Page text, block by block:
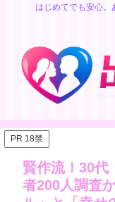
はじめてでも安心。
PR 18禁
賢作流！30代
者200人調査